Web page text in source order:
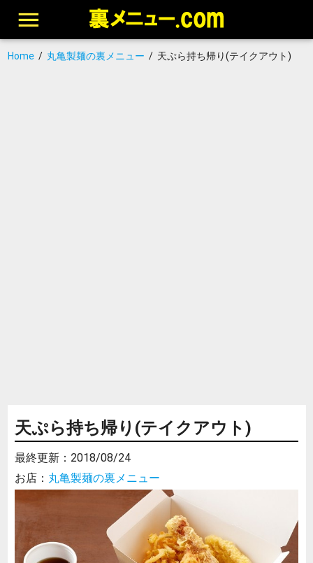
Home/ 丸亀製麺の裏メニュー / 天ぷら持ち帰り(テイクアウト)
天ぷら持ち帰り(テイクアウト)
最終更新： 2018/08/24
お店： 丸亀製麺の裏メニュー